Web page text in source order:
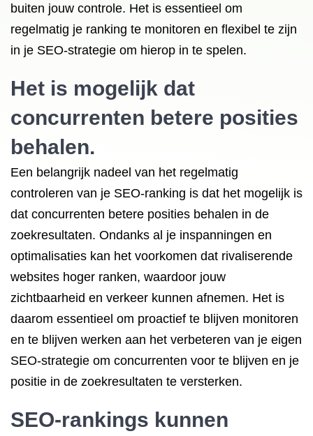
buiten jouw controle. Het is essentieel om
regelmatig je ranking te monitoren en flexibel te zijn
in je SEO-strategie om hierop in te spelen.
Het is mogelijk dat
concurrenten betere posities
behalen.
Een belangrijk nadeel van het regelmatig
controleren van je SEO-ranking is dat het mogelijk is
dat concurrenten betere posities behalen in de
zoekresultaten. Ondanks al je inspanningen en
optimalisaties kan het voorkomen dat rivaliserende
websites hoger ranken, waardoor jouw
zichtbaarheid en verkeer kunnen afnemen. Het is
daarom essentieel om proactief te blijven monitoren
en te blijven werken aan het verbeteren van je eigen
SEO-strategie om concurrenten voor te blijven en je
positie in de zoekresultaten te versterken.
SEO-rankings kunnen